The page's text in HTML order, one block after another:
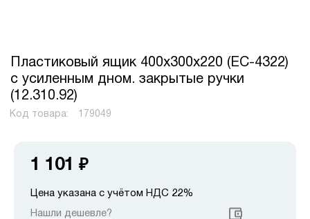
Пластиковый ящик 400х300х220 (ЕС-4322)
с усиленным дном. закрытые ручки
(12.310.92)
Код товара: 179049
1 101 ₽
Цена указана с учётом НДС 22%
Нашли дешевле?